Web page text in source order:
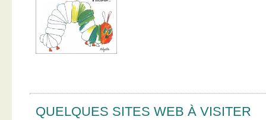
QUELQUES SITES WEB À VISITER